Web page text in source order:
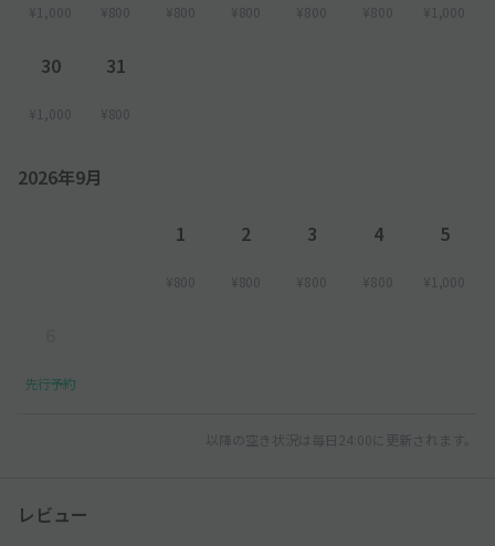
¥1,000 ¥800 ¥800 ¥800 ¥800 ¥800 ¥1,000
30
¥1,000
31
¥800
2026年9月
1
¥800
2
¥800
3
¥800
4
¥800
5
¥1,000
先行予約
以降の空き状況は毎日24:00に更新されます。
レビュー